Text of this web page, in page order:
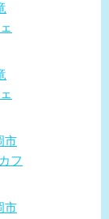
市
フ
市